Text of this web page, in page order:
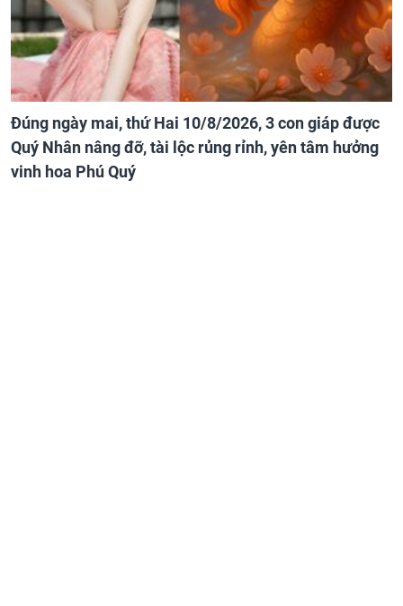
Đúng ngày mai, thứ Hai 10/8/2026, 3 con giáp được
Quý Nhân nâng đỡ, tài lộc rủng rỉnh, yên tâm hưởng
vinh hoa Phú Quý